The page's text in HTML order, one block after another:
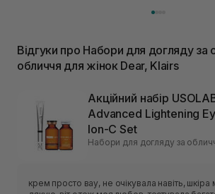
Відгуки про Набори для догляду за
обличчя для жінок Dear, Klairs
Акційний набір
Advanced Lightening
Ion-C Set
Набори для догляду за
крем просто вау, не очікувала навіть, шкіра